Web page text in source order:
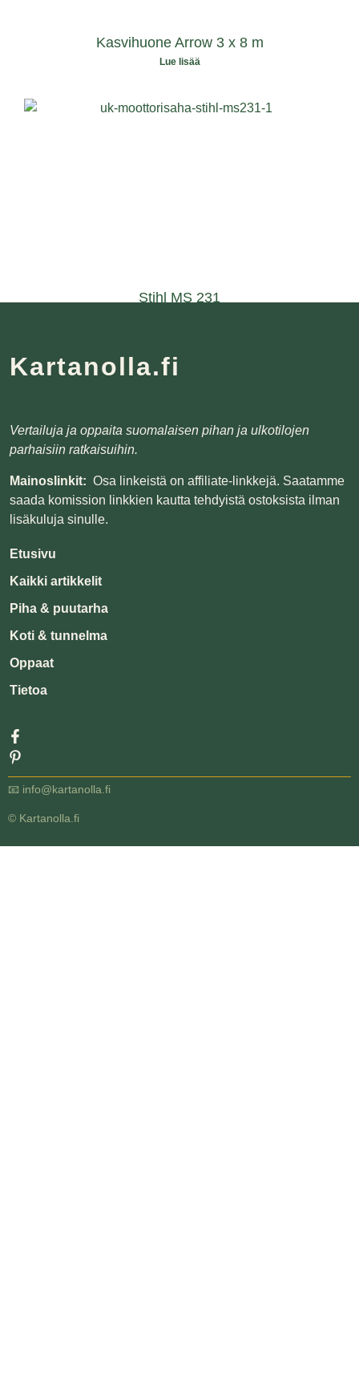
Kasvihuone Arrow 3 x 8 m
Lue lisää
Stihl MS 231
Kartanolla.fi
Vertailuja ja oppaita suomalaisen pihan ja ulkotilojen
parhaisiin ratkaisuihin.
Mainoslinkit: Osa linkeistä on affiliate-linkkejä. Saatamme
saada komission linkkien kautta tehdyistä ostoksista ilman
lisäkuluja sinulle.
Etusivu
Kaikki artikkelit
Piha & puutarha
Koti & tunnelma
Oppaat
Tietoa
📧 info@kartanolla.fi
© Kartanolla.fi